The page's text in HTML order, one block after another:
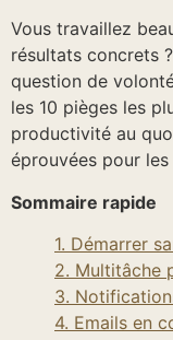
Vous travaillez
résultats concrets
question de
les 10 pièges les
productivité au
éprouvées pour
Sommaire rapide
1. Démarrer
2. Multitâche
3.
4. Emails en